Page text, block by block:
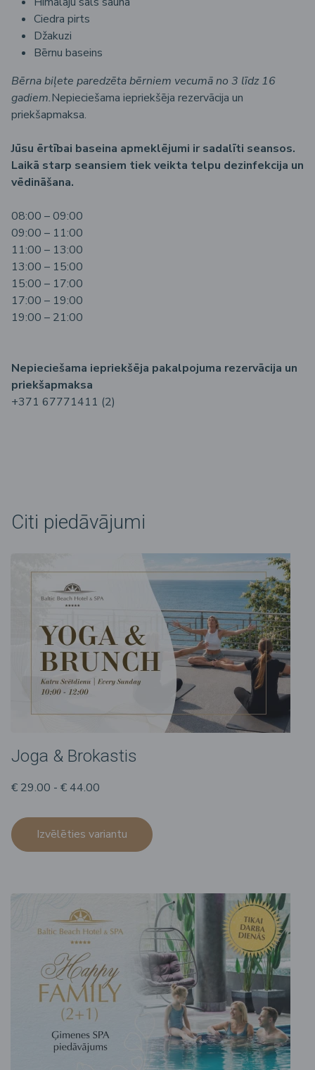
Ciedra pirts
Džakuzi
Bērnu baseins
Bērna biļete paredzēta bērniem vecumā no 3 līdz 16
gadiem.Nepieciešama iepriekšēja rezervācija un
priekšapmaksa.
Jūsu ērtībai baseina apmeklējumi ir sadalīti seansos.
Laikā starp seansiem tiek veikta telpu dezinfekcija un
vēdināšana.
08:00 – 09:00
09:00 – 11:00
11:00 – 13:00
13:00 – 15:00
15:00 – 17:00
17:00 – 19:00
19:00 – 21:00
Nepieciešama iepriekšēja pakalpojuma rezervācija un
priekšapmaksa
+371 67771411 (2)
Citi piedāvājumi
Joga & Brokastis
€ 29.00 - € 44.00
Izvēlēties variantu